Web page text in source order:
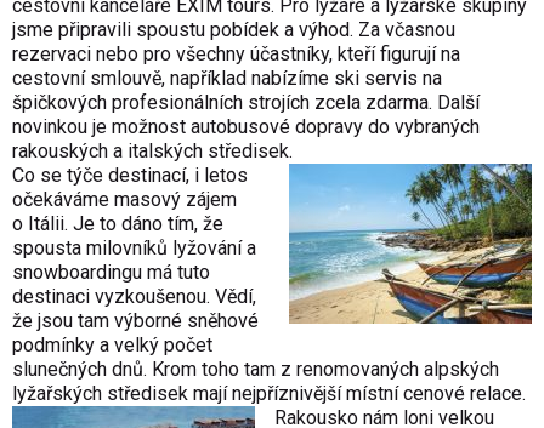
cestovní kanceláře EXIM tours. Pro lyžaře a lyžařské skupiny
jsme připravili spoustu pobídek a výhod. Za včasnou
rezervaci nebo pro všechny účastníky, kteří figurují na
cestovní smlouvě, například nabízíme ski servis na
špičkových profesionálních strojích zcela zdarma. Další
novinkou je možnost autobusové dopravy do vybraných
rakouských a italských středisek.
Co se týče destinací, i letos
očekáváme masový zájem
o Itálii. Je to dáno tím, že
spousta milovníků lyžování a
snowboardingu má tuto
destinaci vyzkoušenou. Vědí,
že jsou tam výborné sněhové
podmínky a velký počet
slunečných dnů. Krom toho tam z renomovaných alpských
lyžařských středisek mají nejpříznivější místní cenové relace.
Rakousko nám loni velkou